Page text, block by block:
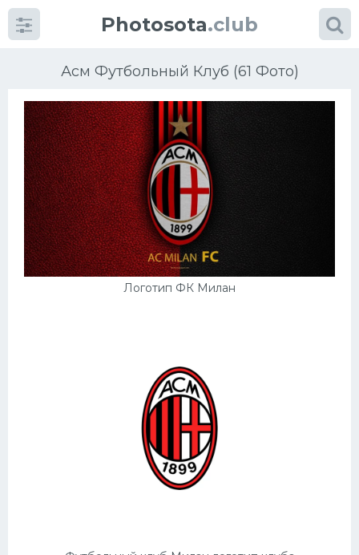
Photosota.club
Асм Футбольный Клуб (61 Фото)
Логотип ФК Милан
КатегорииФото
Еще картинки...
Футбол